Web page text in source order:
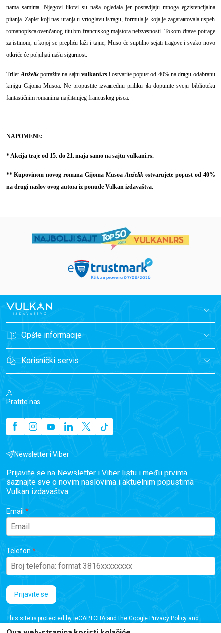
nama samima. Njegovi likovi su naša ogledala jer postavljaju mnoga egzistencijalna
pitanja. Zaplet koji nas uranja u vrtoglavu istragu, formula je koja je zagarantovala uspeh
romanopisca ovenčanog titulom francuskog majstora neizvesnosti. Tokom čitave potrage
za istinom, u kojoj se prepliću laži i tajne, Muso će suptilno sejati tragove i svako novo
otkriće će poljuljati našu sigurnost.
TrilerAnželik potražite na sajtuvulkani.rs i ostvarite popust od 40% na drugu odabranu
knjigu Gijoma Musoa. Ne propustite izvanrednu priliku da dopunite svoju biblioteku
fantastičnim romanima najčitanijeg francuskog pisca.
NAPOMENE:
* Akcija traje od 15. do 21. maja samo na sajtu vulkani.rs.
** Kupovinom novog romana Gijoma MusoaAnželikostvarujete popust od 40%
na drugi naslov ovog autora iz ponude Vulkan izdavaštva.
Opšte informacije
Korisnički servis
Pratite nas
Newsletter i Viber
Prijavite se na Newsletter i Viber listu i među prvima
saznajte sve o novim naslovima i aktuelnim popustima
Vulkan izdavaštva.
Email
Telefon
Prijavite se
This site is protected by reCAPTCHA and the Google Privacy Policyand